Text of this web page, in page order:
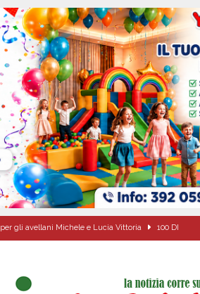
per gli avellani Michele e Lucia Vittoria 100 DI
ATTUALITA'